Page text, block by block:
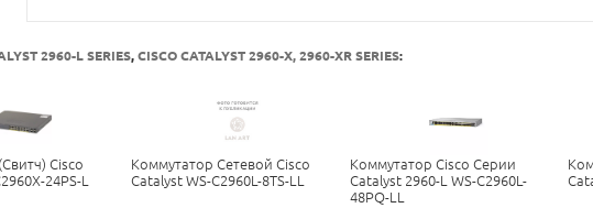
2960-L SERIES, CISCO CATALYST 2960-X, 2960-XR SERIES:
Cisco
24PS-L
Коммутатор Сетевой Cisco
Catalyst WS-C2960L-8TS-LL
Коммутатор Cisco Серии
Catalyst 2960-L WS-C2960L-
48PQ-LL